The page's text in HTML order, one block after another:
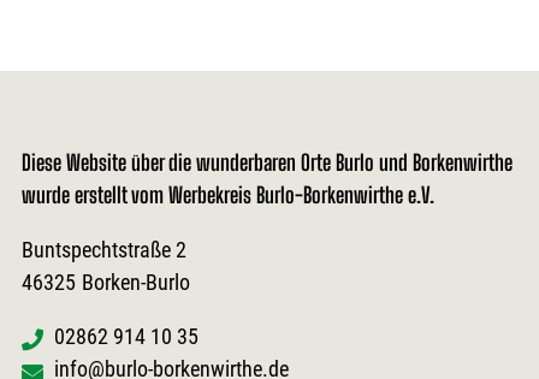
Diese Website über die wunderbaren Orte Burlo und Borkenwirthe
wurde erstellt vom Werbekreis Burlo-Borkenwirthe e.V.
Buntspechtstraße 2
46325 Borken-Burlo
02862 914 10 35
info@burlo-borkenwirthe.de